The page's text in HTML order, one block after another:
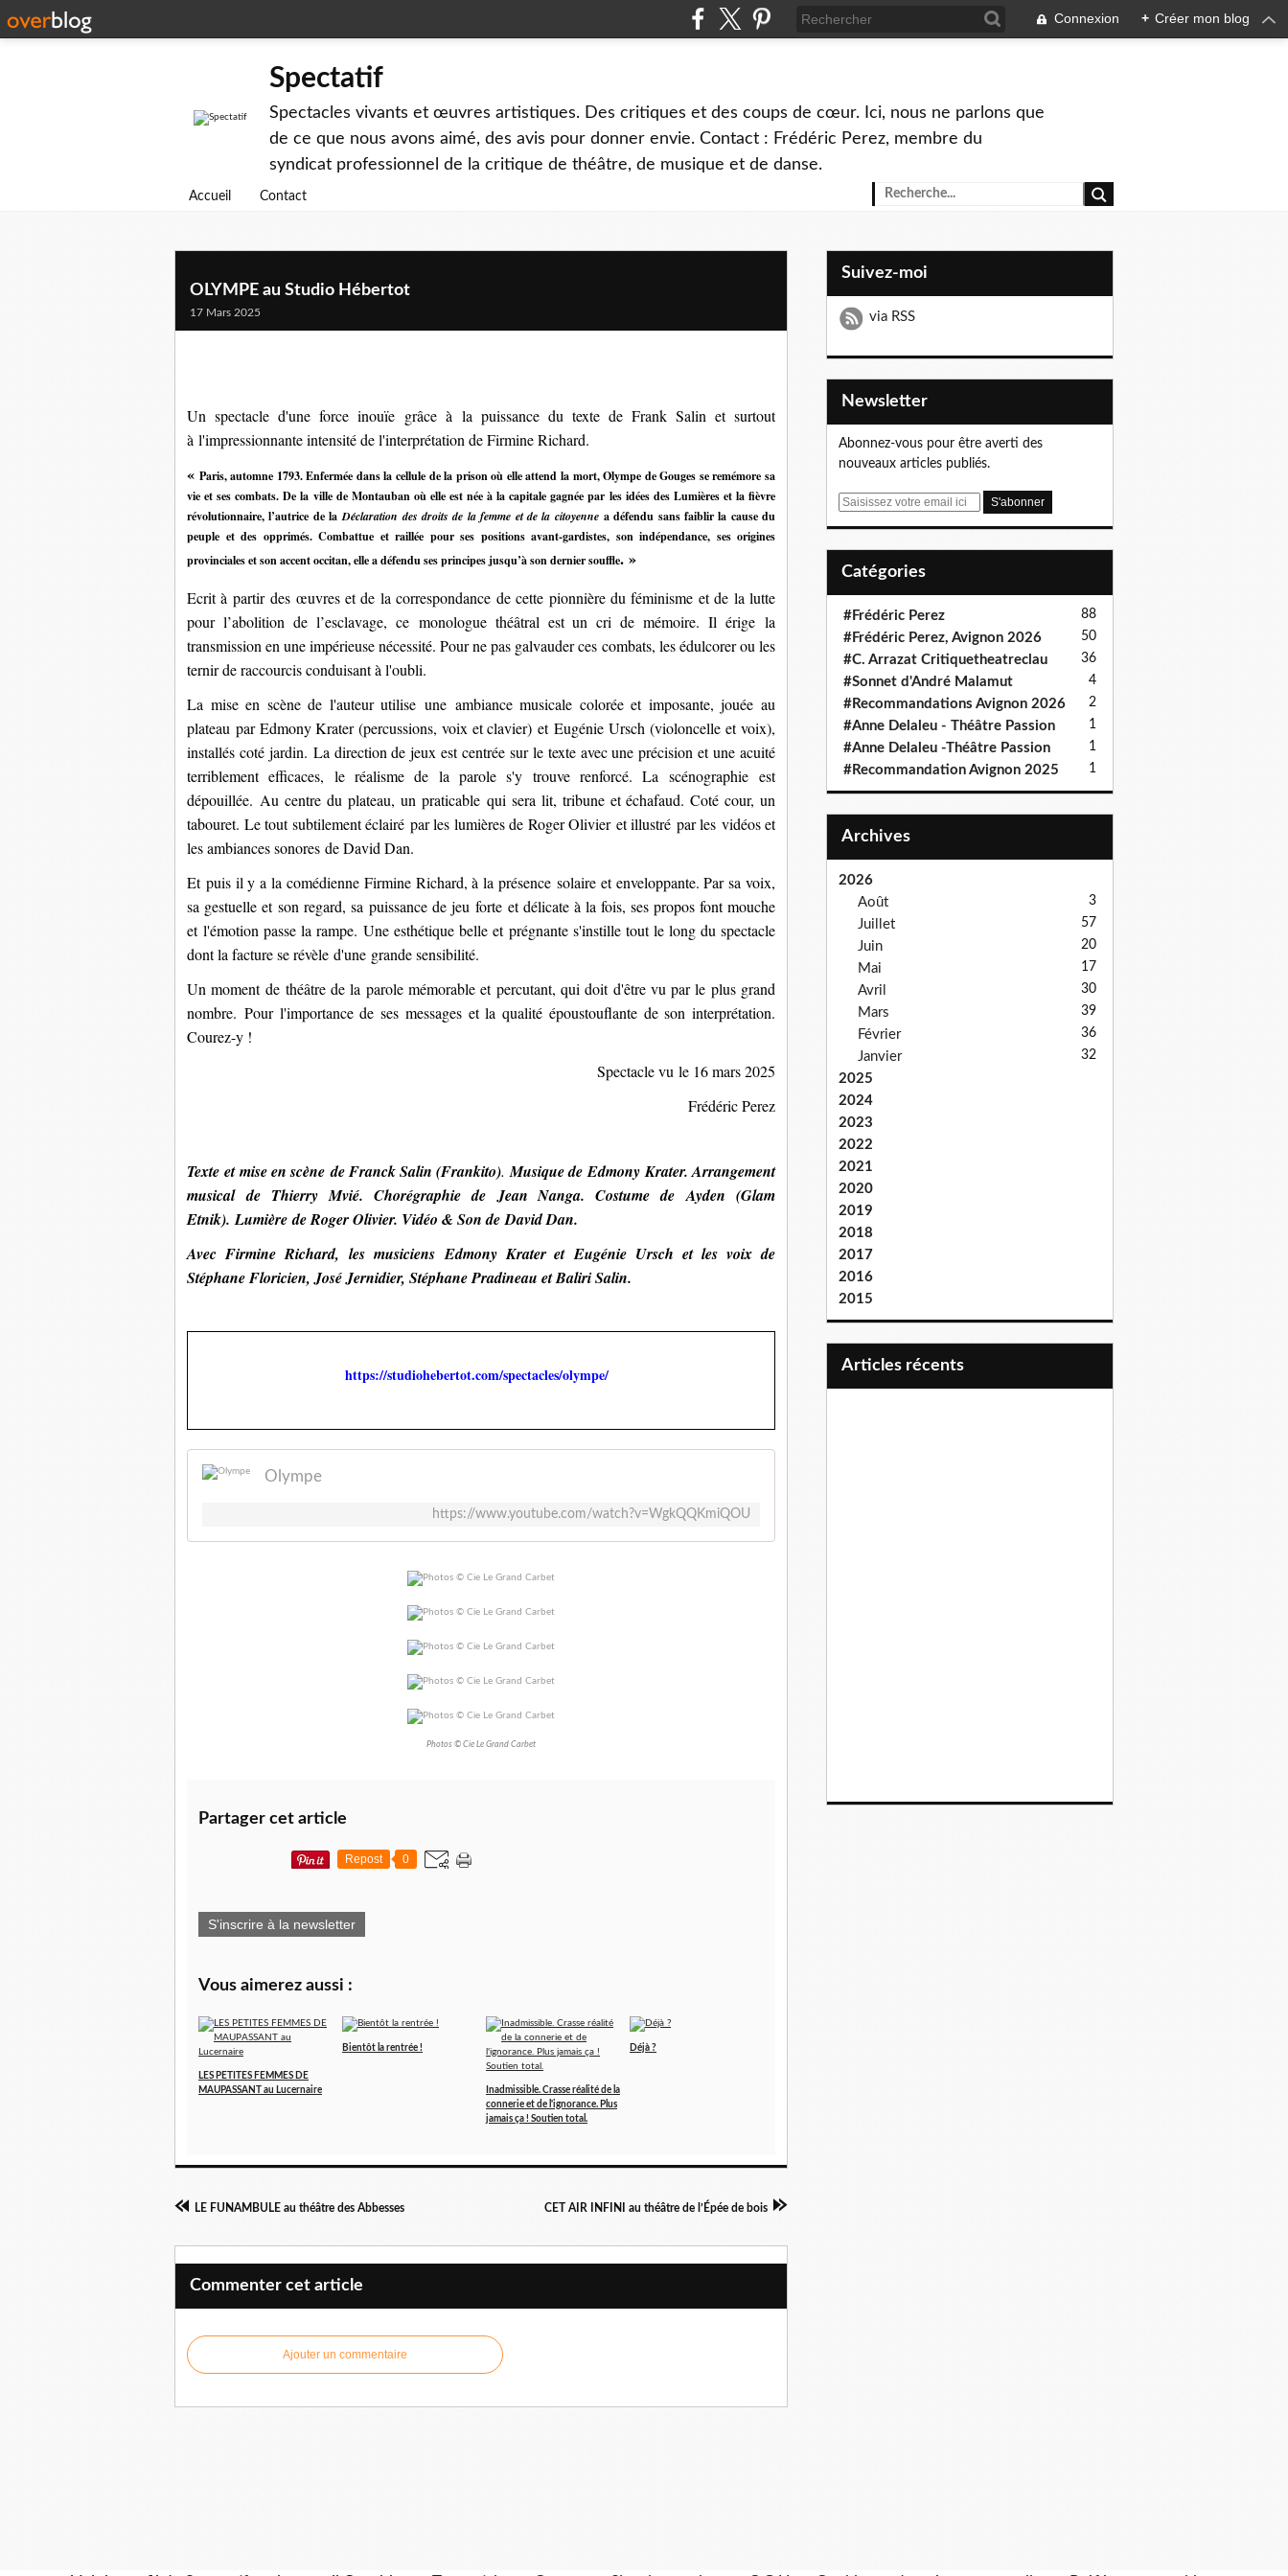
Connexion + Créer mon blog
Spectatif
Spectacles vivants et œuvres artistiques. Des critiques et des coups de cœur. Ici, nous ne parlons que
de ce que nous avons aimé, des avis pour donner envie. Contact : Frédéric Perez, membre du
syndicat professionnel de la critique de théâtre, de musique et de danse.
Accueil Contact
OLYMPE au Studio Hébertot
17 Mars 2025
Un spectacle d'une force inouïe grâce à la puissance du texte de Frank Salin et surtout
à l'impressionnante intensité de l'interprétation de Firmine Richard.
« Paris, automne 1793. Enfermée dans la cellule de la prison où elle attend la mort, Olympe de Gouges se remémore sa
vie et ses combats. De la ville de Montauban où elle est née à la capitale gagnée par les idées des Lumières et la fièvre
révolutionnaire, l’autrice de laDéclaration des droits de la femme et de la citoyennea défendu sans faiblir la cause du
peuple et des opprimés. Combattue et raillée pour ses positions avant-gardistes, son indépendance, ses origines
provinciales et son accent occitan, elle a défendu ses principes jusqu’à son dernier souffle. »
Ecrit à partirdes œuvres et de la correspondance de cette pionnière du féminisme et de la lutte
pour l’abolition de l’esclavage, cemonologue théâtral est un cri de mémoire. Il érige la
transmission en une impérieuse nécessité. Pour ne pas galvauder ces combats, les édulcorer ou les
ternir de raccourcis conduisant à l'oubli.
La mise en scène de l'auteur utilise une ambiance musicale colorée et imposante, jouée au
plateau parEdmony Krater (percussions, voix et clavier)et Eugénie Ursch(violoncelle et voix),
installés coté jardin. La direction de jeux est centrée sur le texte avec une précision et une acuité
terriblement efficaces, le réalisme de la parole s'y trouve renforcé. La scénographie est
dépouillée. Au centre du plateau, un praticable qui sera lit, tribune et échafaud. Coté cour, un
tabouret. Le tout subtilement éclairé par les lumières de Roger Olivier et illustré par les vidéos et
les ambiances sonores de David Dan.
Et puis il y a la comédienne Firmine Richard, à la présence solaire et enveloppante. Par sa voix,
sa gestuelle et son regard, sa puissance de jeu forte et délicate à la fois, ses propos font mouche
et l'émotion passe la rampe. Une esthétique belle et prégnante s'instille tout le long du spectacle
dont la facture se révèle d'une grande sensibilité.
Un moment de théâtre de la parole mémorable et percutant, qui doit d'être vu par le plus grand
nombre. Pour l'importance de ses messages et la qualité époustouflante de son interprétation.
Courez-y !
Spectacle vu le 16 mars 2025
Frédéric Perez
Texteet mise en scènedeFranck Salin (Frankito). Musique deEdmony Krater. Arrangement
musicalde Thierry Mvié. Chorégraphie deJean Nanga. Costume deAyden (Glam
Etnik).Lumièrede Roger Olivier. Vidéo & Son deDavid Dan.
AvecFirmine Richard, les musiciens Edmony Krater et Eugénie Ursch et les voix de
Stéphane Floricien, José Jernidier, Stéphane Pradineau et Baliri Salin.
https://studiohebertot.com/spectacles/olympe/
Olympe
https://www.youtube.com/watch?v=WgkQQKmiQOU
Photos © Cie Le Grand Carbet
Partager cet article
Repost 0
S'inscrire à la newsletter
Vous aimerez aussi :
LES PETITES FEMMES DE
MAUPASSANT au Lucernaire
Bientôt la rentrée !
Inadmissible. Crasse réalité de la
connerie et de l'ignorance. Plus
jamais ça ! Soutien total.
Déjà ?
LE FUNAMBULE au théâtre des Abbesses CET AIR INFINI au théâtre de l’Épée de bois
Commenter cet article
Ajouter un commentaire
Suivez-moi
via RSS
Newsletter
Abonnez-vous pour être averti des
nouveaux articles publiés.
E
Catégories
#Frédéric Perez 88
#Frédéric Perez, Avignon 2026 50
#C. Arrazat Critiquetheatreclau 36
#Sonnet d'André Malamut 4
#Recommandations Avignon 2026 2
#Anne Delaleu - Théâtre Passion 1
#Anne Delaleu -Théâtre Passion 1
#Recommandation Avignon 2025 1
Archives
2026
Août
3
Juillet 57
Juin 20
Mai 17
Avril 30
Mars 39
Février 36
Janvier 32
2025
2024
2023
2022
2021
2020
2019
2018
2017
2016
2015
articles récents